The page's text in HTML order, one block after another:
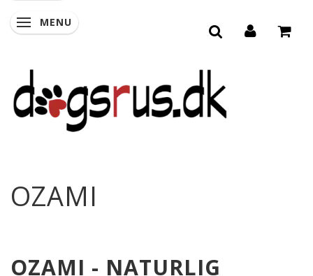
SKIFTE NAVIGATION
MENU
OZAMI
OZAMI - NATURLIG